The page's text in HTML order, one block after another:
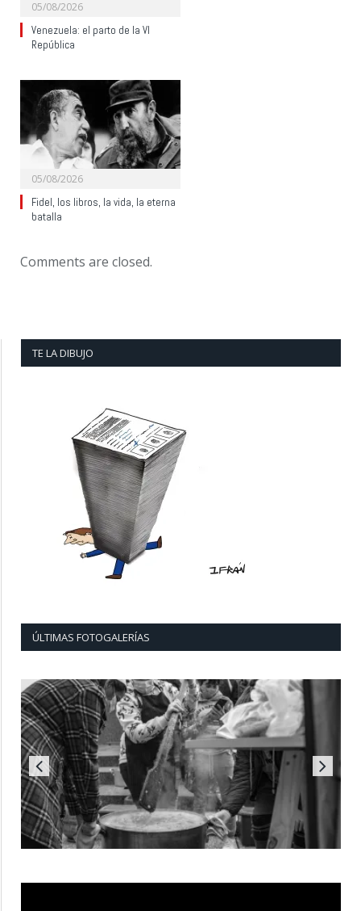
05/08/2026
Venezuela: el parto de la VI
República
05/08/2026
Fidel, los libros, la vida, la eterna
batalla
Comments are closed.
TE LA DIBUJO
ÚLTIMAS FOTOGALERÍAS